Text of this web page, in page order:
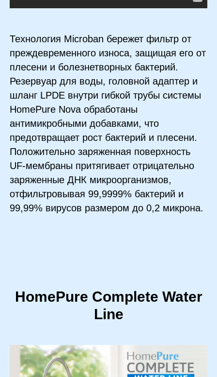
Технология Microban бережет фильтр от
преждевременного износа, защищая его от
плесени и болезнетворных бактерий.
Резервуар для воды, головной адаптер и
шланг LPDE внутри гибкой трубы системы
HomeРure Nova обработаны
антимикробными добавками, что
предотвращает рост бактерий и плесени.
Положительно заряженная поверхность
UF-мембраны притягивает отрицательно
заряженные ДНК микроорганизмов,
отфильтровывая 99,9999% бактерий и
99,99% вирусов размером до 0,2 микрона.
HomePure Complete Water
Line